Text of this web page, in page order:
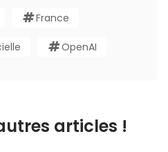
France
OpenAI
articles !